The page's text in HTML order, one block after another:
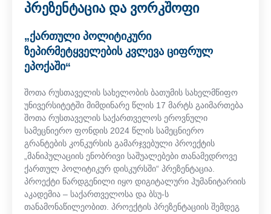
პრეზენტაცია და ვორკშოფი
„ქართული პოლიტიკური
ზეპირმეტყველების კვლევა ციფრულ
ეპოქაში“
შოთა რუსთაველის სახელობის ბათუმის სახელმწიფო
უნივერსიტეტში მიმდინარე წლის 17 მარტს გაიმართება
შოთა რუსთაველის საქართველოს ეროვნული
სამეცნიერო ფონდის 2024 წლის სამეცნიერო
გრანტების კონკურსის გამარჯვებული პროექტის
„მანიპულაციის ენობრივი საშუალებები თანამედროვე
ქართულ პოლიტიკურ დისკურსში“ პრეზენტაცია.
პროექტი წარდგენილი იყო დიგიტალური ჰუმანიტარიის
აკადემია – საქართველოსა და ბსუ-ს
თანამონაწილეობით. პროექტის პრეზენტაციის შემდეგ